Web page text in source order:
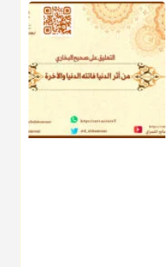
بعد ذلك لم تجزه لقولهﷺ: